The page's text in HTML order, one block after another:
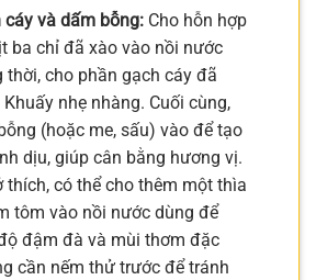
cáy và dấm bỗng:Cho hỗn hợp
ba chỉ đã xào vào nồi nước
thời, cho phần gạch cáy đã
nhẹ nhàng. Cuối cùng,
(hoặc me, sấu) vào để tạo
dịu, giúp cân bằng hương vị.
thích, có thể cho thêm một thìa
tôm vào nồi nước dùng để
đậm đà và mùi thơm đặc
cần nếm thử trước để tránh